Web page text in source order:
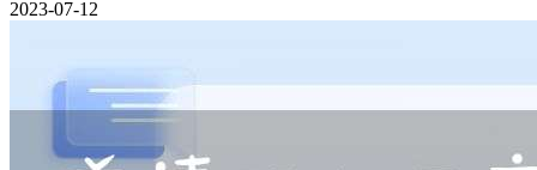
2023-07-12